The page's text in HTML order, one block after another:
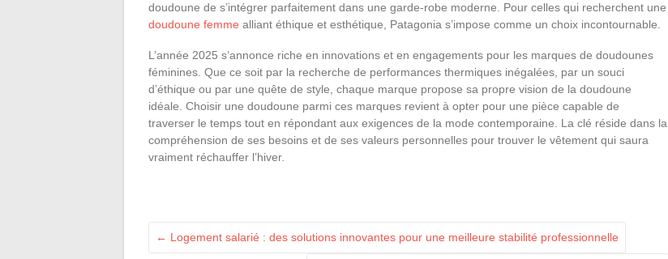
doudoune de s’intégrer parfaitement dans une garde-robe moderne. Pour celles qui recherchent une
doudoune femme alliant éthique et esthétique, Patagonia s’impose comme un choix incontournable.
L’année 2025 s’annonce riche en innovations et en engagements pour les marques de doudounes
féminines. Que ce soit par la recherche de performances thermiques inégalées, par un souci
d’éthique ou par une quête de style, chaque marque propose sa propre vision de la doudoune
idéale. Choisir une doudoune parmi ces marques revient à opter pour une pièce capable de
traverser le temps tout en répondant aux exigences de la mode contemporaine. La clé réside dans la
compréhension de ses besoins et de ses valeurs personnelles pour trouver le vêtement qui saura
vraiment réchauffer l’hiver.
← Logement salarié : des solutions innovantes pour une meilleure stabilité professionnelle